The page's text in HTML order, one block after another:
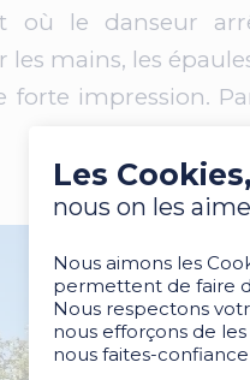
Les Cookies,
nous on les
Nous aimons les
permettent de faire
Nous respectons
nous efforçons de
nous faites-confiance
où le danseur
mains, les
forte impression.